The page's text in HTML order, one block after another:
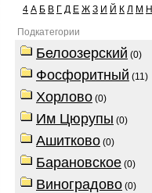
4 А Б В Г Д Е Ж З И Й К Л М Н
Подкатегории
Белоозерский (0)
Фосфоритный (11)
Хорлово (0)
Им Цюрупы (0)
Ашитково (0)
Барановское (0)
Виноградово (0)